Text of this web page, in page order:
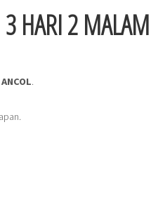
HARI 2 MALAM
.